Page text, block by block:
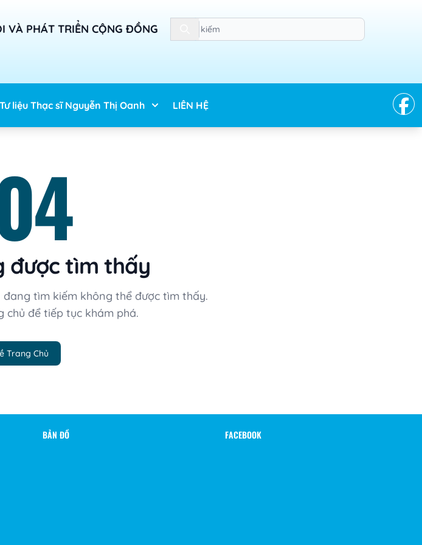
VÀ PHÁT TRIỂN CỘNG ĐỒNG
Tư liệu Thạc sĩ Nguyễn Thị Oanh LIÊN HỆ
được tìm thấy
tìm kiếm không thể được tìm thấy.
chủ để tiếp tục khám phá.
Trang Chủ
BẢN ĐỒ FACEBOOK